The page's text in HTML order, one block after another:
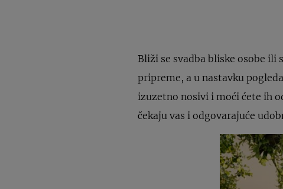
Bliži se svadba bliske osobe ili
pripreme, a u nastavku
izuzetno nosivi i moći ćete ih
čekaju vas i odgovarajuće